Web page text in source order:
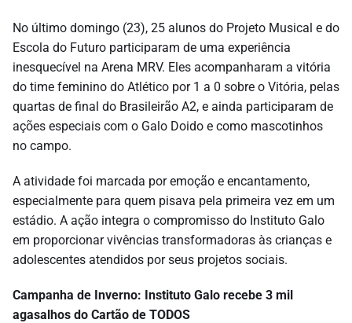
No último domingo (23), 25 alunos do Projeto Musical e do
Escola do Futuro participaram de uma experiência
inesquecível na Arena MRV. Eles acompanharam a vitória
do time feminino do Atlético por 1 a 0 sobre o Vitória, pelas
quartas de final do Brasileirão A2, e ainda participaram de
ações especiais com o Galo Doido e como mascotinhos
no campo.
A atividade foi marcada por emoção e encantamento,
especialmente para quem pisava pela primeira vez em um
estádio. A ação integra o compromisso do Instituto Galo
em proporcionar vivências transformadoras às crianças e
adolescentes atendidos por seus projetos sociais.
Campanha de Inverno: Instituto Galo recebe 3 mil
agasalhos do Cartão de TODOS